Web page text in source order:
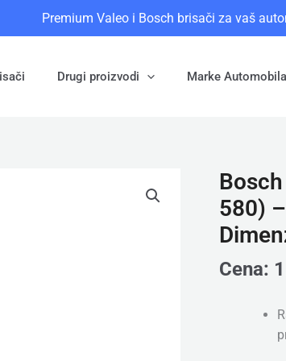
Premium Valeo i Bosch brisači za vaš
Drugi proizvodi Marke Automobila
580)
Cena:
Bosch
AeroEco
(3
397
015
582